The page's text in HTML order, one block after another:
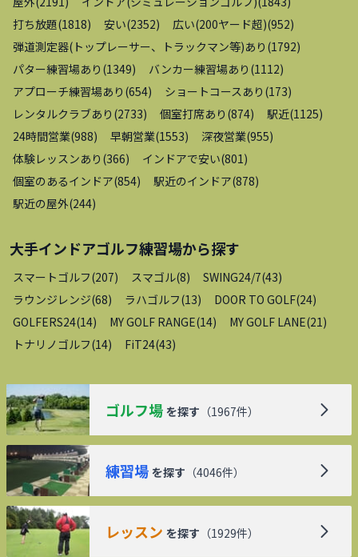
打ち放題(1818) 安い(2352) 広い(200ヤード超)(952)
弾道測定器(トップレーサー、トラックマン等)あり (1792)
パター練習場あり (1349) バンカー練習場あり (1112)
アプローチ練習場あり (654) ショートコースあり (173)
レンタルクラブあり (2733) 個室打席あり (874) 駅近(1125)
24時間営業(988) 早朝営業(1553) 深夜営業(955)
体験レッスンあり (366) インドアで安い(801)
個室のあるインドア(854) 駅近のインドア(878)
駅近の屋外(244)
大手インドアゴルフ練習場から探す
スマートゴルフ(207) スマゴル(8) SWING24/7(43)
ラウンジレンジ(68) ラハゴルフ(13) DOOR TO GOLF(24)
GOLFERS24(14) MY GOLF RANGE(14) MY GOLF LANE(21)
トナリノゴルフ(14) FiT24(43)
ゴルフ場 を探す （1967件）
練習場 を探す （4046件）
レッスン を探す （1929件）